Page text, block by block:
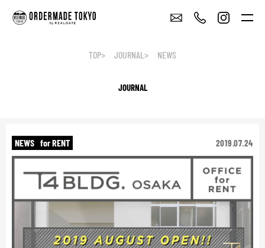
TOP JOURNAL NEWS
JOURNAL
NEWS for RENT 2019.07.24